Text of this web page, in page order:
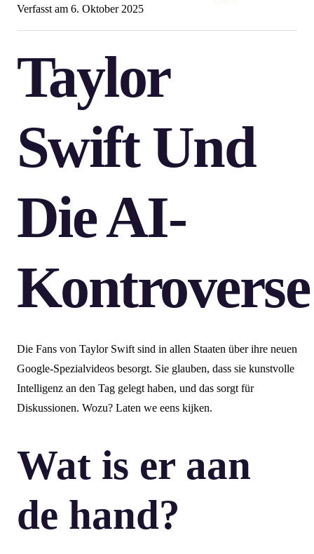
Verfasst am 6. Oktober 2025
Taylor
Swift Und
Die AI-
Kontroverse
Die Fans von Taylor Swift sind in allen Staaten über ihre neuen
Google-Spezialvideos besorgt. Sie glauben, dass sie kunstvolle
Intelligenz an den Tag gelegt haben, und das sorgt für
Diskussionen. Wozu? Laten we eens kijken.
Wat is er aan
de hand?